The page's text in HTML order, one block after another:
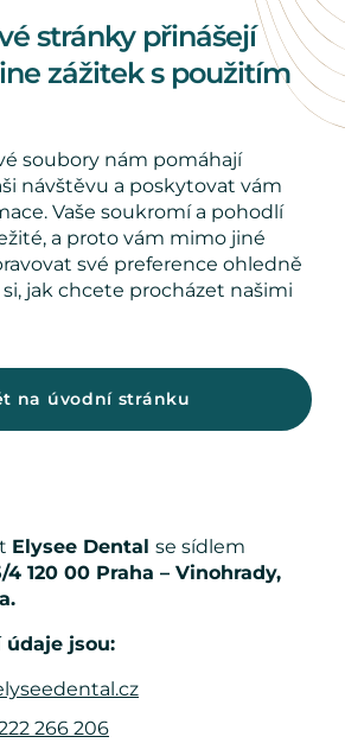
stránky přinášejí
zážitek s použitím
soubory nám pomáhají
návštěvu a poskytovat vám
Vaše soukromí a pohodlí
a proto vám mimo jiné
své preference ohledně
jak chcete procházet našimi
na úvodní stránku
Elysee Dental se sídlem
120 00 Praha – Vinohrady,
jsou:
266 206